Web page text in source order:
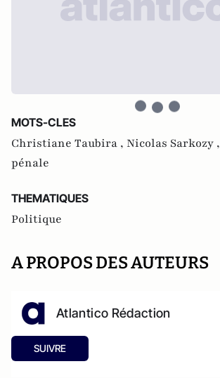
MOTS-CLES
Christiane Taubira , Nicolas Sarkozy ,
pénale
THEMATIQUES
Politique
A PROPOS DES AUTEURS
Atlantico Rédaction
SUIVRE